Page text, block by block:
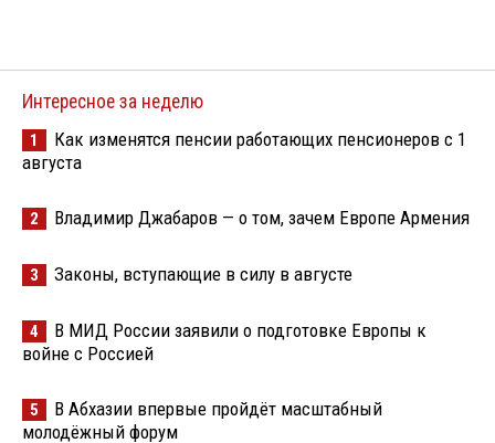
Интересное за неделю
1
Как изменятся пенсии работающих пенсионеров с 1
августа
2 Владимир Джабаров — о том, зачем Европе Армения
3 Законы, вступающие в силу в августе
4
В МИД России заявили о подготовке Европы к
войне с Россией
5
В Абхазии впервые пройдёт масштабный
молодёжный форум